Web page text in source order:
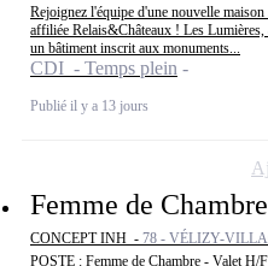
Rejoignez l'équipe d'une nouvelle
affiliée Relais&Châteaux ! Les
un bâtiment inscrit aux monuments...
CDI - Temps plein
Publié il y a 13 jours
Femme de
CONCEPT INH - 78 - VÉLIZY-
POSTE : Femme de Chambre - Valet